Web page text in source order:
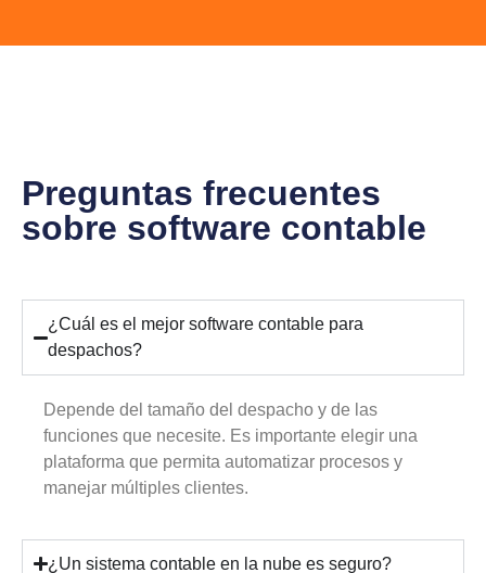
Preguntas frecuentes
sobre software contable
¿Cuál es el mejor software contable para
despachos?
Depende del tamaño del despacho y de las
funciones que necesite. Es importante elegir una
plataforma que permita automatizar procesos y
manejar múltiples clientes.
¿Un sistema contable en la nube es seguro?